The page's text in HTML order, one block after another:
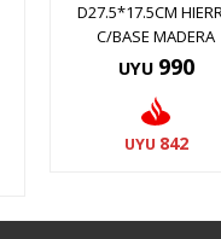
D27.5*17.5CM
C/BASE MADERA
UYU 990
UYU 842